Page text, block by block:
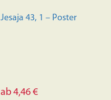
Jesaja 43, 1 – Poster
ab4,46€